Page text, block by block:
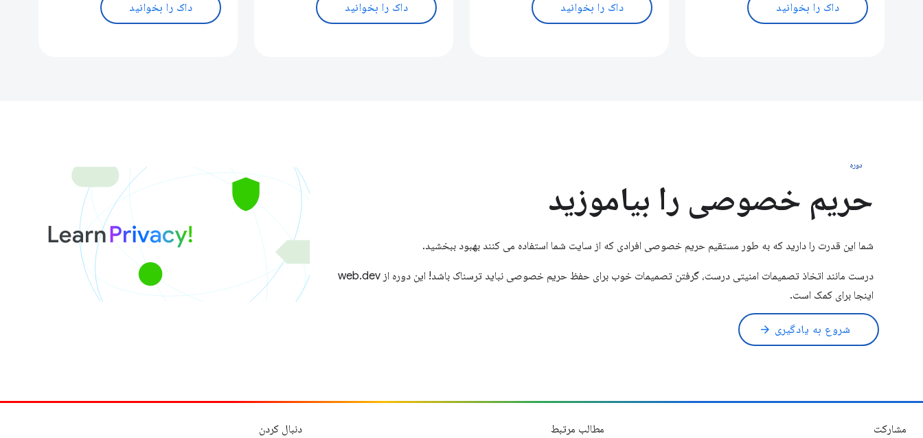
داک را بخوانید داک را بخوانید داک را بخوانید داک را بخوانید
دوره
حریم خصوصی را بیاموزید
شما این قدرت را دارید که به طور مستقیم حریم خصوصی افرادی که از سایت شما استفاده می کنند بهبود ببخشید.
درست مانند اتخاذ تصمیمات امنیتی درست، گرفتن تصمیمات خوب برای حفظ حریم خصوصی نباید ترسناک باشد! این دوره از web.dev
اینجا برای کمک است.
شروع به یادگیری arrow_forward
مشارکت مطالب مرتبط دنبال کردن